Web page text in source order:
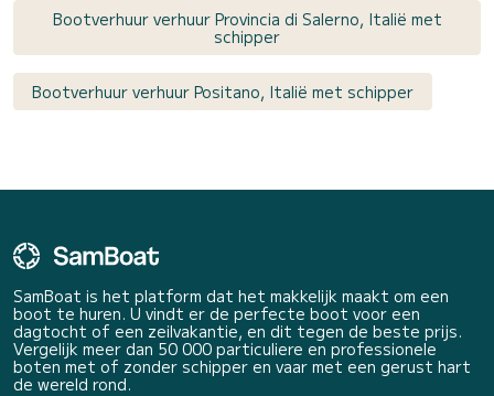
Bootverhuur verhuur Provincia di Salerno, Italië met
schipper
Bootverhuur verhuur Positano, Italië met schipper
SamBoat is het platform dat het makkelijk maakt om een
boot te huren. U vindt er de perfecte boot voor een
dagtocht of een zeilvakantie, en dit tegen de beste prijs.
Vergelijk meer dan 50 000 particuliere en professionele
boten met of zonder schipper en vaar met een gerust hart
de wereld rond.